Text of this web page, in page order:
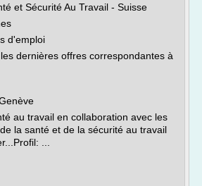
et Sécurité Au Travail - Suisse
d'emploi
dernières offres correspondantes à
au travail en collaboration avec les
la santé et de la sécurité au travail
...